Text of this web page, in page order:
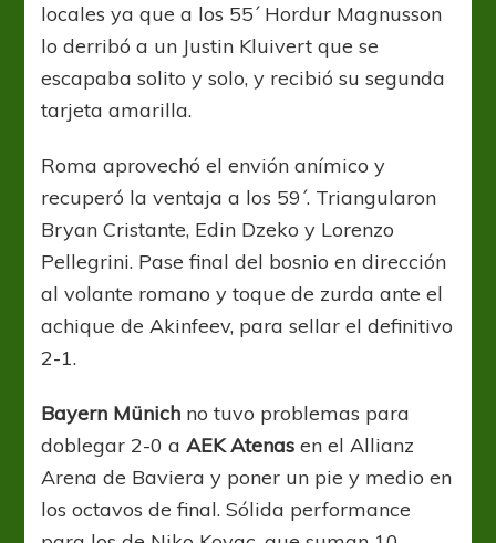
locales ya que a los 55´ Hordur Magnusson
lo derribó a un Justin Kluivert que se
escapaba solito y solo, y recibió su segunda
tarjeta amarilla.
Roma aprovechó el envión anímico y
recuperó la ventaja a los 59´. Triangularon
Bryan Cristante, Edin Dzeko y Lorenzo
Pellegrini. Pase final del bosnio en dirección
al volante romano y toque de zurda ante el
achique de Akinfeev, para sellar el definitivo
2-1.
Bayern Münich no tuvo problemas para
doblegar 2-0 aAEK Atenas en el Allianz
Arena de Baviera y poner un pie y medio en
los octavos de final. Sólida performance